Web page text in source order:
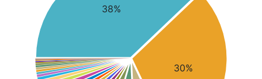
38%
30%